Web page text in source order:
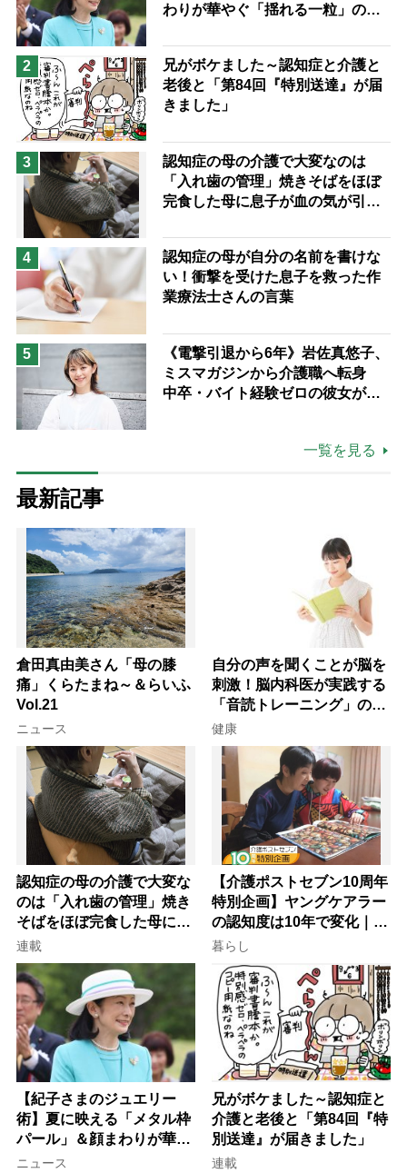
予防法
わりが華やぐ「揺れる一粒」の使
2
兄がボケました～認知症と介護と
老後と「第84回『特別送達』が届
きました」
3
認知症の母の介護で大変なのは
「入れ歯の管理」焼きそばをほぼ
完食した母に息子が血の気が引い
4
認知症の母が自分の名前を書けな
い！衝撃を受けた息子を救った作
業療法士さんの言葉
5
《電撃引退から6年》岩佐真悠子、
ミスマガジンから介護職へ転身
中卒・バイト経験ゼロの彼女が見
一覧を見る
最新記事
倉田真由美さん「母の膝
痛」くらたまね～＆らいふ
Vol.21
ニュース
自分の声を聞くことが脳を
刺激！脳内科医が実践する
「音読トレーニング」の極
意
健康
認知症の母の介護で大変な
のは「入れ歯の管理」焼き
そばをほぼ完食した母に息
子が血の気が引いた理由
連載
【介護ポストセブン10周年
特別企画】ヤングケアラー
の認知度は10年で変化｜流
行語大賞にノミネート、法
律にも明記されたが果たし
て現在は？
暮らし
【紀子さまのジュエリー
術】夏に映える「メタル枠
パール」＆顔まわりが華や
ぐ「揺れる一粒」の使い分
ニュース
兄がボケました～認知症と
介護と老後と「第84回『特
別送達』が届きました」
連載